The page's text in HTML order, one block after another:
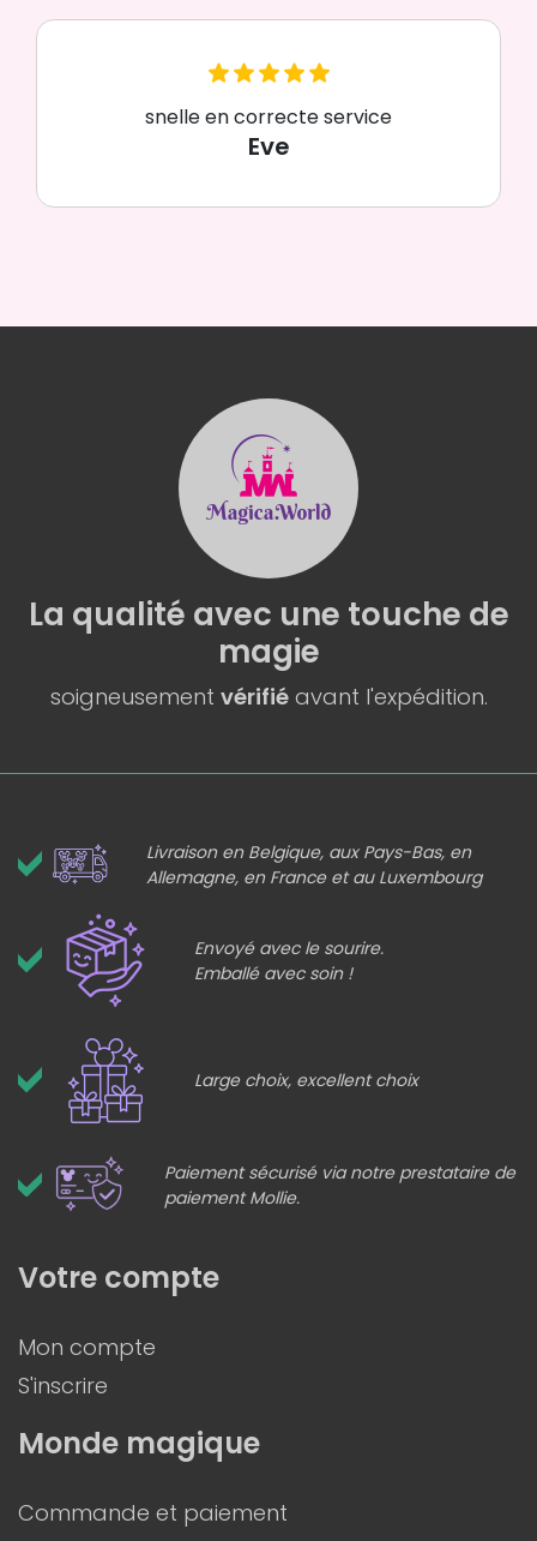
snelle en correcte service
Eve
La qualité avec une touche de
magie
soigneusement vérifiéavant l'expédition.
Livraison en Belgique, aux Pays-Bas, en
Allemagne, en France et au Luxembourg
Envoyé avec le sourire.
Emballé avec soin !
Large choix, excellent choix
Paiement sécurisé via notre prestataire de
paiement Mollie.
Monde magique
Commande et paiement
Votre compte
Mon compte
S'inscrire